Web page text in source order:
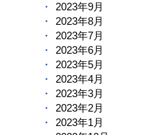
2023年9月
2023年8月
2023年7月
2023年6月
2023年5月
2023年4月
2023年3月
2023年2月
2023年1月